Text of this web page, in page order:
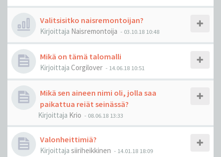
Valitsisitko naisremontoijan?
Kirjoittaja Naisremontoija - 03.10.18 10:48
Mikä on tämä talomalli
Kirjoittaja Corgilover - 14.06.18 10:51
Mikä sen aineen nimi oli, jolla saa
paikattua reiät seinässä?
Kirjoittaja Krio - 08.06.18 13:33
Valonheittimiä?
Kirjoittaja siiriheikkinen - 14.01.18 18:09